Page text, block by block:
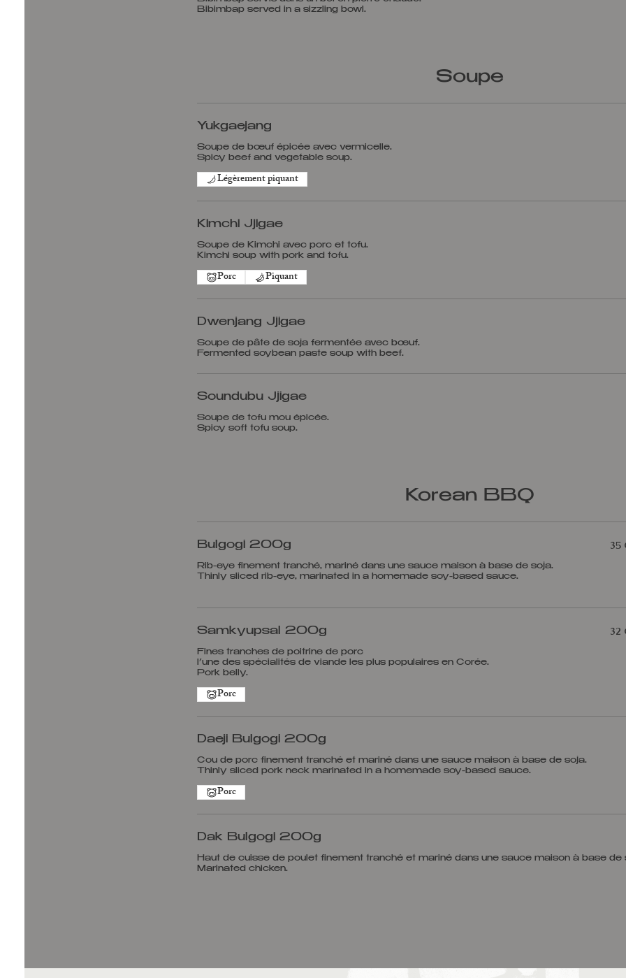
Soupe
Yukgaejang
Soupe de bœuf épicée avec vermicelle.
Légèrement piquant
Kimchi Jjigae
Soupe de Kimchi avec porc et tofu.
Porc Piquant
Dwenjang Jjigae
Soupe de pâte de soja fermentée avec bœuf.
Soundubu Jjigae
Soupe de tofu mou épicée.
Korean BBQ
Bulgogi 200g
Rib-eye finement tranché, mariné dans une sauce maison à base de soja.
35
Samkyupsal 200g
Fines tranches de poitrine de porc
l’une des spécialités de viande les plus populaires en Corée.
Pork belly.
32
Porc
Daeji Bulgogi 200g
Cou de porc finement tranché et mariné dans une sauce maison à base de soja.
Thinly sliced pork neck marinated in a homemade soy-based sauce.
Porc
Dak Bulgogi 200g
Haut de cuisse de poulet finement tranché et mariné dans une sauce maison à base de
Marinated chicken.